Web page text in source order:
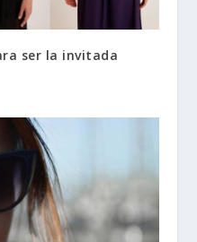
ser la invitada